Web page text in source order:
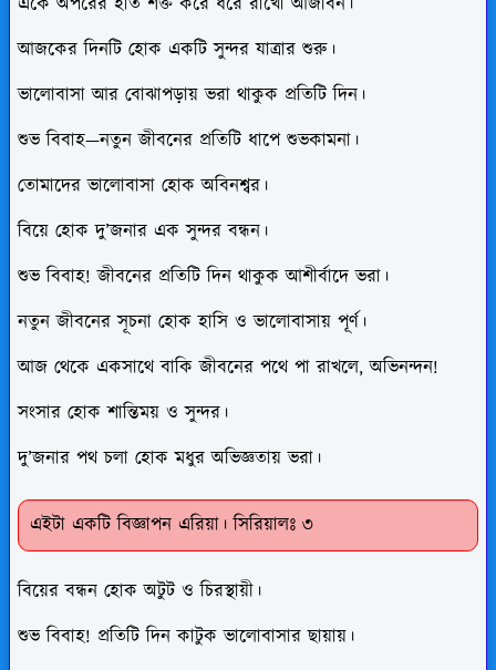
আজকের দিনটি হোক একটি সুন্দর যাত্রার শুরু।
ভালোবাসা আর বোঝাপড়ায় ভরা থাকুক প্রতিটি দিন।
শুভ বিবাহ—নতুন জীবনের প্রতিটি ধাপে শুভকামনা।
তোমাদের ভালোবাসা হোক অবিনশ্বর।
বিয়ে হোক দু’জনার এক সুন্দর বন্ধন।
শুভ বিবাহ! জীবনের প্রতিটি দিন থাকুক আশীর্বাদে ভরা।
নতুন জীবনের সূচনা হোক হাসি ও ভালোবাসায় পূর্ণ।
আজ থেকে একসাথে বাকি জীবনের পথে পা রাখলে, অভিনন্দন!
সংসার হোক শান্তিময় ও সুন্দর।
দু’জনার পথ চলা হোক মধুর অভিজ্ঞতায় ভরা।
এইটা একটি বিজ্ঞাপন এরিয়া। সিরিয়ালঃ ৩
বিয়ের বন্ধন হোক অটুট ও চিরস্থায়ী।
শুভ বিবাহ! প্রতিটি দিন কাটুক ভালোবাসার ছায়ায়।